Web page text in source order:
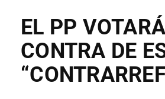
EL PP
CONTRA DE